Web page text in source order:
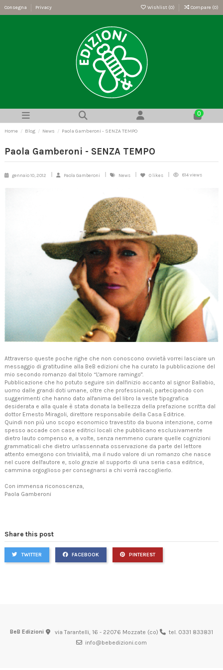
Consegna Privacy Wishlist (0) Compare (0)
0
Home Blog News Paola Gamberoni - SENZA TEMPO
Paola Gamberoni - SENZA TEMPO
gennaio 10, 2012 Paola Gamberoni News 0 likes 814 views
Attraverso queste poche righe che non conoscono ovvietà vorrei lasciare un
messaggio di gratitudine alla BeB edizioni che ha curato la pubblicazione del
mio secondo romanzo dal titolo “L'amore ramingo".
Pubblicazione che ho potuto seguire sin dall'inizio accanto al signor Ballabio,
uomo dalle grandi doti umane, oltre che professionali, partecipando con
suggerimenti che hanno dato all'anima del libro la veste tipografica
desiderata e alla quale è stata donata la bellezza della prefazione scritta dal
dottor Ernesto Miragoli, direttore responsabile della Casa Editrice.
Quindi non più uno scopo economico travestito da buona intenzione, come
spesso accade con case editrici locali che pubblicano esclusivamente
dietro lauto compenso e, a volte, senza nemmeno curare quelle cognizioni
grammaticali che dietro un'assennata osservazione da parte del lettore
attento emergono con trivialità, ma il nudo valore di un romanzo che nasce
nel cuore dell'autore e, solo grazie al supporto di una seria casa editrice,
cammina orgoglioso per consegnarsi a chi vorrà raccoglierlo.
Con immensa riconoscenza,
Paola Gamberoni
Share this post
TWITTER FACEBOOK PINTEREST
BeB Edizioni via Tarantelli, 16 - 22076 Mozzate (co)
tel. 0331 833831
info@bebedizioni.com